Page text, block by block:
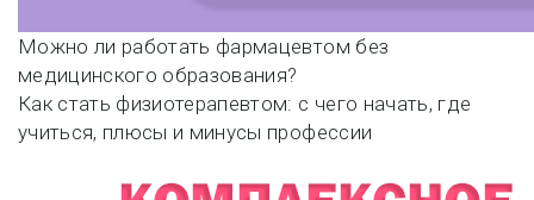
Навигация
по
записям
Можно ли работать фармацевтом без
медицинского образования?
Как стать физиотерапевтом: с чего начать, где
учиться, плюсы и минусы профессии